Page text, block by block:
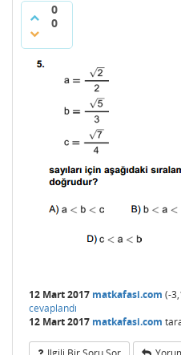
0
0
12 Mart 2017 matkafasi.com (-
cevaplandı
12 Mart 2017 matkafasi.com